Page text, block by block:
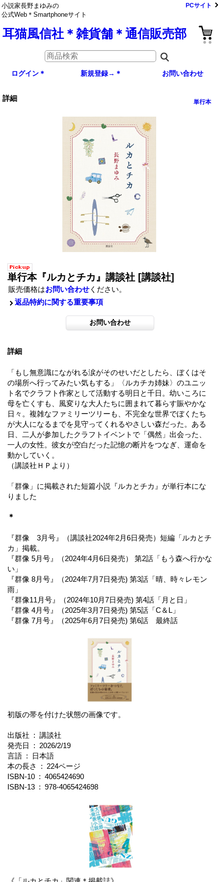
小説家長野まゆみの
公式Web＊Smartphoneサイト
PCサイト
耳猫風信社＊雑貨舗＊通信販売部
ログイン＊ 新規登録→＊ お問い合わせ
詳細 単行本
単行本『ルカとチカ』講談社 [講談社]
販売価格はお問い合わせ ください。
返品特約に関する重要事項
詳細
「もし無意識にながれる涙がそのせいだとしたら、ぼくはそ
の場所へ行ってみたい気もする」〈ルカチカ姉妹〉のユニッ
ト名でクラフト作家として活動する明日と千日。幼いころに
母を亡くすも、風変りな大人たちに囲まれて暮らす賑やかな
日々。複雑なファミリーツリーも、不完全な世界でぼくたち
が大人になるまでを見守ってくれるやさしい森だった。ある
日、二人が参加したクラフトイベントで「偶然」出会った、
一人の女性。彼女が空白だった記憶の断片をつなぎ、運命を
動かしていく。
（講談社ＨＰより）
「群像」に掲載された短篇小説『ルカとチカ』が単行本にな
りました
＊
『群像 3月号』（講談社2024年2月6日発売）短編「ルカとチ
カ」掲載。
『群像 5月号』（2024年4月6日発売） 第2話「もう森へ行かな
い」
『群像 8月号』（2024年7月7日発売) 第3話「晴、時々レモン
雨」
『群像11月号』（2024年10月7日発売) 第4話「月と日」
『群像 4月号』（2025年3月7日発売) 第5話「C＆L」
『群像 7月号』（2025年6月7日発売) 第6話 最終話
初版の帯を付けた状態の画像です。
出版社 ‏ : ‎ 講談社
発売日 ‏ : ‎ 2026/2/19
言語 ‏ : ‎ 日本語
本の長さ ‏ : ‎ 224ページ
ISBN-10 ‏ : ‎ 4065424690
ISBN-13 ‏ : ‎ 978-4065424698